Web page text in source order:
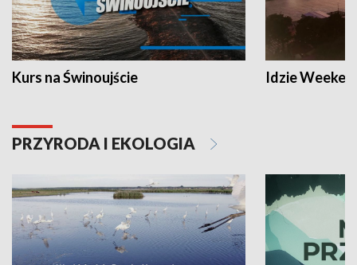
Kurs na Świnoujście Idzie
PRZYRODA I EKOLOGIA